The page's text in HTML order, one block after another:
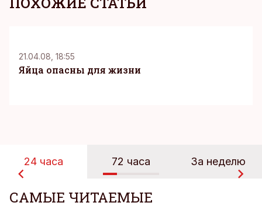
21.04.08, 18:55
Яйца опасны для жизни
24 часа 72 часа За неделю
САМЫЕ ЧИТАЕМЫЕ